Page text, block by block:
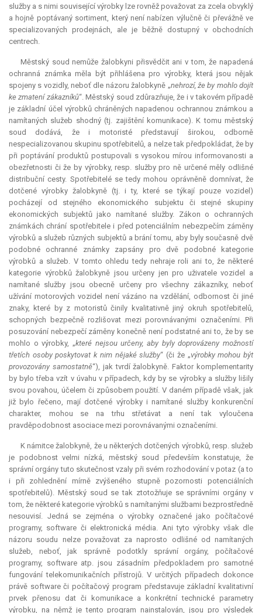
služby a s nimi související výrobky lze rovněž považovat za zcela obvyklý
a hojně poptávaný sortiment, který není nabízen výlučně či převážně ve
specializovaných prodejnách, ale je běžně dostupný v obchodních
centrech.
Městský soud nemůže žalobkyni přisvědčit ani v tom, že napadená
ochranná známka měla být přihlášena pro výrobky, která jsou nějak
spojeny s vozidly, neboť dle názoru žalobkyně „nehrozí, že by mohlo dojít
ke zmatení zákazníků“. Městský soud zdůrazňuje, že i v takovém případě
je základní účel výrobků chráněných napadenou ochrannou známkou a
namítaných služeb shodný (tj. zajištění komunikace). K tomu městský
soud dodává, že i motoristé představují širokou, odborně
nespecializovanou skupinu spotřebitelů, a nelze tak předpokládat, že by
při poptávání produktů postupovali s vysokou mírou informovanosti a
obezřetnosti či že by výrobky, resp. služby pro ně určené měly odlišné
distribuční cesty. Spotřebitelé se tedy mohou oprávněně domnívat, že
dotčené výrobky žalobkyně (tj. i ty, které se týkají pouze vozidel)
pocházejí od stejného ekonomického subjektu či stejné skupiny
ekonomických subjektů jako namítané služby. Zákon o ochranných
známkách chrání spotřebitele i před potenciálním nebezpečím záměny
výrobků a služeb různých subjektů a brání tomu, aby byly současně dvě
podobné ochranné známky zapsány pro dvě podobné kategorie
výrobků a služeb. V tomto ohledu tedy nehraje roli ani to, že některé
kategorie výrobků žalobkyně jsou určeny jen pro uživatele vozidel a
namítané služby jsou obecně určeny pro všechny zákazníky, neboť
užívání motorových vozidel není vázáno na vzdělání, odbornost či jiné
znaky, které by z motoristů činily kvalitativně jiný okruh spotřebitelů,
schopných bezpečně rozlišovat mezi porovnávanými označeními. Při
posuzování nebezpečí záměny konečně není podstatné ani to, že by se
mohlo o výrobky, „které nejsou určeny, aby byly doprovázeny možností
třetích osoby poskytovat k nim nějaké služby“ (či že „výrobky mohou být
provozovány samostatně“), jak tvrdí žalobkyně. Faktor komplementarity
by bylo třeba vzít v úvahu v případech, kdy by se výrobky a služby lišily
svou povahou, účelem či způsobem použití. V daném případě však, jak
již bylo řečeno, mají dotčené výrobky i namítané služby konkurenční
charakter, mohou se na trhu střetávat a není tak vyloučena
pravděpodobnost asociace mezi porovnávanými označeními.
K námitce žalobkyně, že u některých dotčených výrobků, resp. služeb
je podobnost velmi nízká, městský soud především konstatuje, že
správní orgány tuto skutečnost vzaly při svém rozhodování v potaz (a to
i při zohlednění mírně zvýšeného stupně pozornosti potenciálních
spotřebitelů). Městský soud se tak ztotožňuje se správními orgány v
tom, že některé kategorie výrobků s namítanými službami bezprostředně
nesouvisí. Jedná se zejména o výrobky označené jako počítačové
programy, software či elektronická média. Ani tyto výrobky však dle
názoru soudu nelze považovat za naprosto odlišné od namítaných
služeb, neboť, jak správně podotkly správní orgány, počítačové
programy, software atp. jsou zásadním předpokladem pro samotné
fungování telekomunikačních přístrojů. V určitých případech dokonce
právě software či počítačový program představuje základní kvalitativní
prvek přenosu dat či komunikace a konkrétní technické parametry
výrobku, na němž je tento program nainstalován, jsou pro výsledek